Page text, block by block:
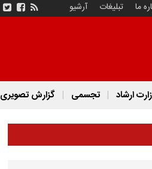
ما تبلیغات آرشیو
ارشاد تجسمی گزارش تصویری